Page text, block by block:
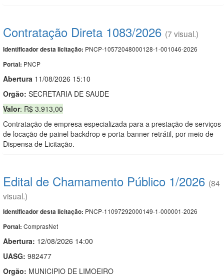
Contratação Direta 1083/2026 (7 visual.)
Identificador desta licitação: PNCP-10572048000128-1-001046-2026
Portal: PNCP
Abertura 11/08/2026 15:10
Orgão: SECRETARIA DE SAUDE
Valor: R$ 3.913,00
Contratação de empresa especializada para a prestação de serviços
de locação de painel backdrop e porta-banner retrátil, por meio de
Dispensa de Licitação.
Edital de Chamamento Público 1/2026 (84
visual.)
Identificador desta licitação: PNCP-11097292000149-1-000001-2026
Portal: ComprasNet
Abertura: 12/08/2026 14:00
UASG: 982477
Orgão: MUNICIPIO DE LIMOEIRO